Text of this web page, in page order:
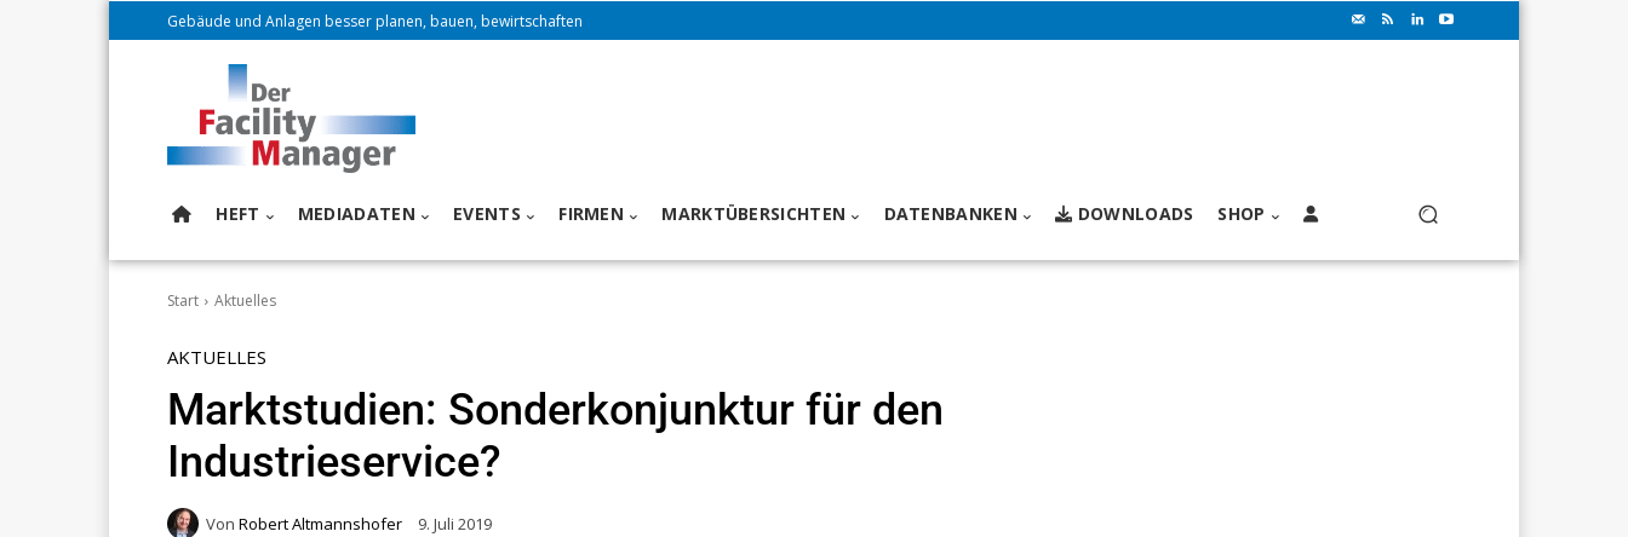
Gebäude und Anlagen besser planen, bauen, bewirtschaften
HEFT MEDIADATEN EVENTS FIRMEN MARKTÜBERSICHTEN DATENBANKEN DOWNLOADS SHOP
Start Aktuelles
AKTUELLES
Marktstudien: Sonderkonjunktur für den
Industrieservice?
Von Robert Altmannshofer 9. Juli 2019